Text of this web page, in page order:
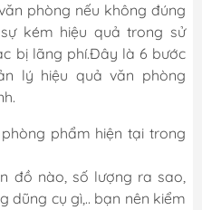
phòng nếu không đúng
kém hiệu quả trong sử
bị lãng phí.Đây là 6 bước
lý hiệu quả văn phòng
phẩm hiện tại trong
đồ nào, số lượng ra sao,
dũng cụ gì,.. bạn nên kiểm